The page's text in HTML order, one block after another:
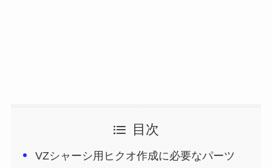
目次
VZシャーシ用ヒクオ作成に必要なパーツ